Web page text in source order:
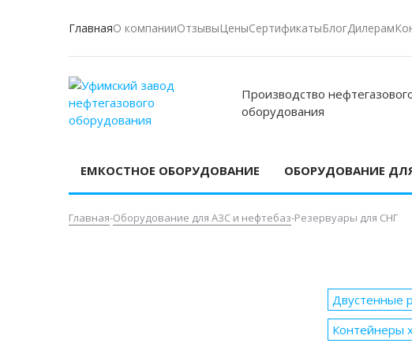
ГлавнаяО компанииОтзывыЦеныСертификатыБлогДилерам
Производство
оборудования
ЕМКОСТНОЕ ОБОРУДОВАНИЕ ОБОРУДОВАНИЕ
Главная-Оборудование для АЗС и нефтебаз-Резервуары для СНГ
Двустенные
Контейнеры